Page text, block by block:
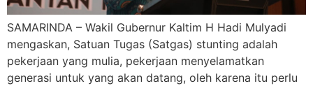
SAMARINDA – Wakil Gubernur Kaltim H Hadi Mulyadi
mengaskan, Satuan Tugas (Satgas) stunting adalah
pekerjaan yang mulia, pekerjaan menyelamatkan
generasi untuk yang akan datang, oleh karena itu perlu